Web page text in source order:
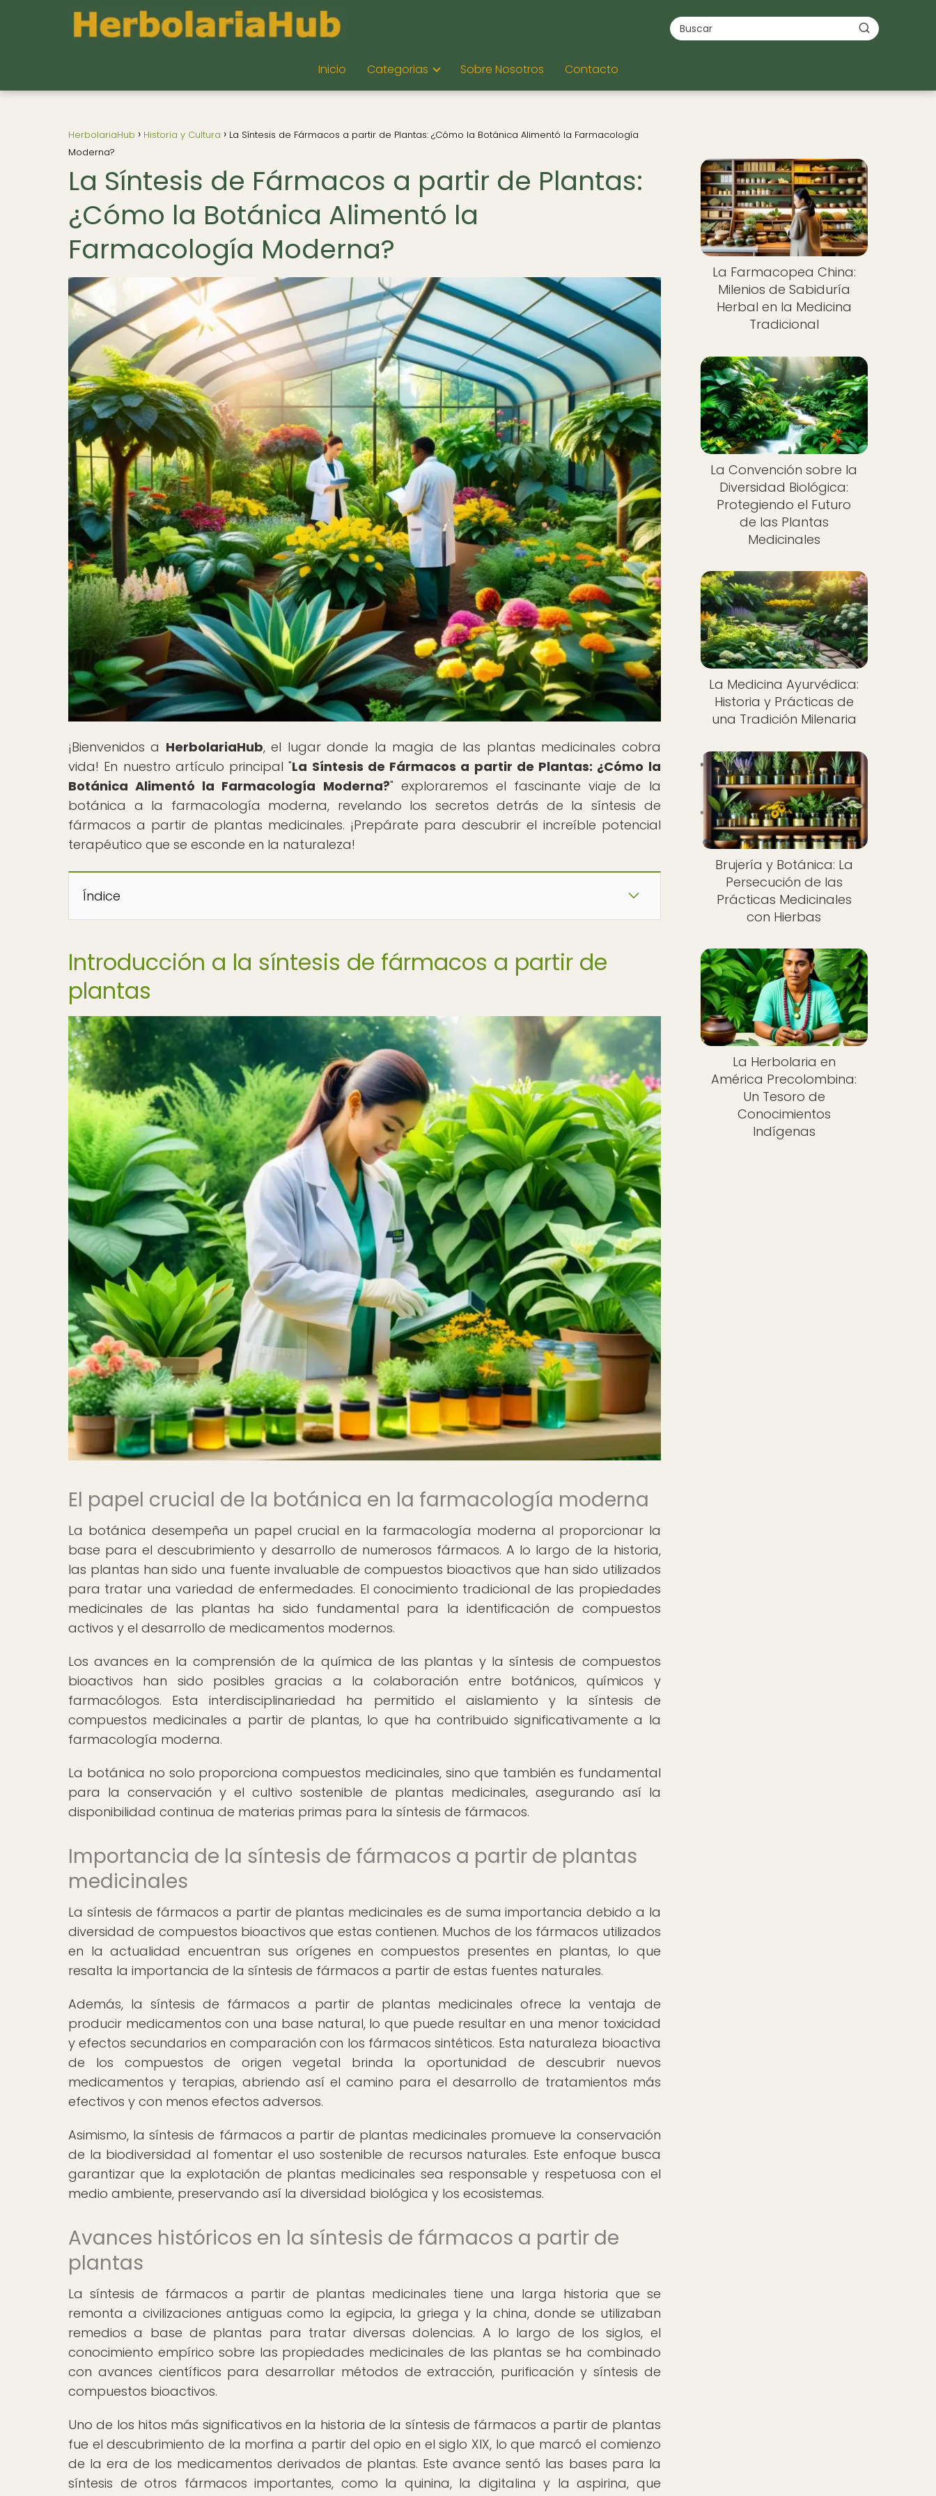
Inicio Categorias Sobre Nosotros Contacto
HerbolariaHub Historia y Cultura
La Síntesis de Fármacos a partir de Plantas: ¿Cómo la Botánica Alimentó la Farmacología
Moderna?
La Síntesis de Fármacos a partir de Plantas:
¿Cómo la Botánica Alimentó la
Farmacología Moderna?
¡Bienvenidos a HerbolariaHub, el lugar donde la magia de las plantas medicinales cobra
vida! En nuestro artículo principal "La Síntesis de Fármacos a partir de Plantas: ¿Cómo la
Botánica Alimentó la Farmacología Moderna?" exploraremos el fascinante viaje de la
botánica a la farmacología moderna, revelando los secretos detrás de la síntesis de
fármacos a partir de plantas medicinales. ¡Prepárate para descubrir el increíble potencial
terapéutico que se esconde en la naturaleza!
Índice
Introducción a la síntesis de fármacos a partir de
plantas
El papel crucial de la botánica en la farmacología moderna
La botánica desempeña un papel crucial en la farmacología moderna al proporcionar la
base para el descubrimiento y desarrollo de numerosos fármacos. A lo largo de la historia,
las plantas han sido una fuente invaluable de compuestos bioactivos que han sido utilizados
para tratar una variedad de enfermedades. El conocimiento tradicional de las propiedades
medicinales de las plantas ha sido fundamental para la identificación de compuestos
activos y el desarrollo de medicamentos modernos.
Los avances en la comprensión de la química de las plantas y la síntesis de compuestos
bioactivos han sido posibles gracias a la colaboración entre botánicos, químicos y
farmacólogos. Esta interdisciplinariedad ha permitido el aislamiento y la síntesis de
compuestos medicinales a partir de plantas, lo que ha contribuido significativamente a la
farmacología moderna.
La botánica no solo proporciona compuestos medicinales, sino que también es fundamental
para la conservación y el cultivo sostenible de plantas medicinales, asegurando así la
disponibilidad continua de materias primas para la síntesis de fármacos.
Importancia de la síntesis de fármacos a partir de plantas
medicinales
La síntesis de fármacos a partir de plantas medicinales es de suma importancia debido a la
diversidad de compuestos bioactivos que estas contienen. Muchos de los fármacos utilizados
en la actualidad encuentran sus orígenes en compuestos presentes en plantas, lo que
resalta la importancia de la síntesis de fármacos a partir de estas fuentes naturales.
Además, la síntesis de fármacos a partir de plantas medicinales ofrece la ventaja de
producir medicamentos con una base natural, lo que puede resultar en una menor toxicidad
y efectos secundarios en comparación con los fármacos sintéticos. Esta naturaleza bioactiva
de los compuestos de origen vegetal brinda la oportunidad de descubrir nuevos
medicamentos y terapias, abriendo así el camino para el desarrollo de tratamientos más
efectivos y con menos efectos adversos.
Asimismo, la síntesis de fármacos a partir de plantas medicinales promueve la conservación
de la biodiversidad al fomentar el uso sostenible de recursos naturales. Este enfoque busca
garantizar que la explotación de plantas medicinales sea responsable y respetuosa con el
medio ambiente, preservando así la diversidad biológica y los ecosistemas.
Avances históricos en la síntesis de fármacos a partir de
plantas
La síntesis de fármacos a partir de plantas medicinales tiene una larga historia que se
remonta a civilizaciones antiguas como la egipcia, la griega y la china, donde se utilizaban
remedios a base de plantas para tratar diversas dolencias. A lo largo de los siglos, el
conocimiento empírico sobre las propiedades medicinales de las plantas se ha combinado
con avances científicos para desarrollar métodos de extracción, purificación y síntesis de
compuestos bioactivos.
Uno de los hitos más significativos en la historia de la síntesis de fármacos a partir de plantas
fue el descubrimiento de la morfina a partir del opio en el siglo XIX, lo que marcó el comienzo
de la era de los medicamentos derivados de plantas. Este avance sentó las bases para la
síntesis de otros fármacos importantes, como la quinina, la digitalina y la aspirina, que
La Farmacopea China:
Milenios de Sabiduría
Herbal en la Medicina
Tradicional
La Convención sobre la
Diversidad Biológica:
Protegiendo el Futuro
de las Plantas
Medicinales
La Medicina Ayurvédica:
Historia y Prácticas de
una Tradición Milenaria
Brujería y Botánica: La
Persecución de las
Prácticas Medicinales
con Hierbas
La Herbolaria en
América Precolombina:
Un Tesoro de
Conocimientos
Indígenas